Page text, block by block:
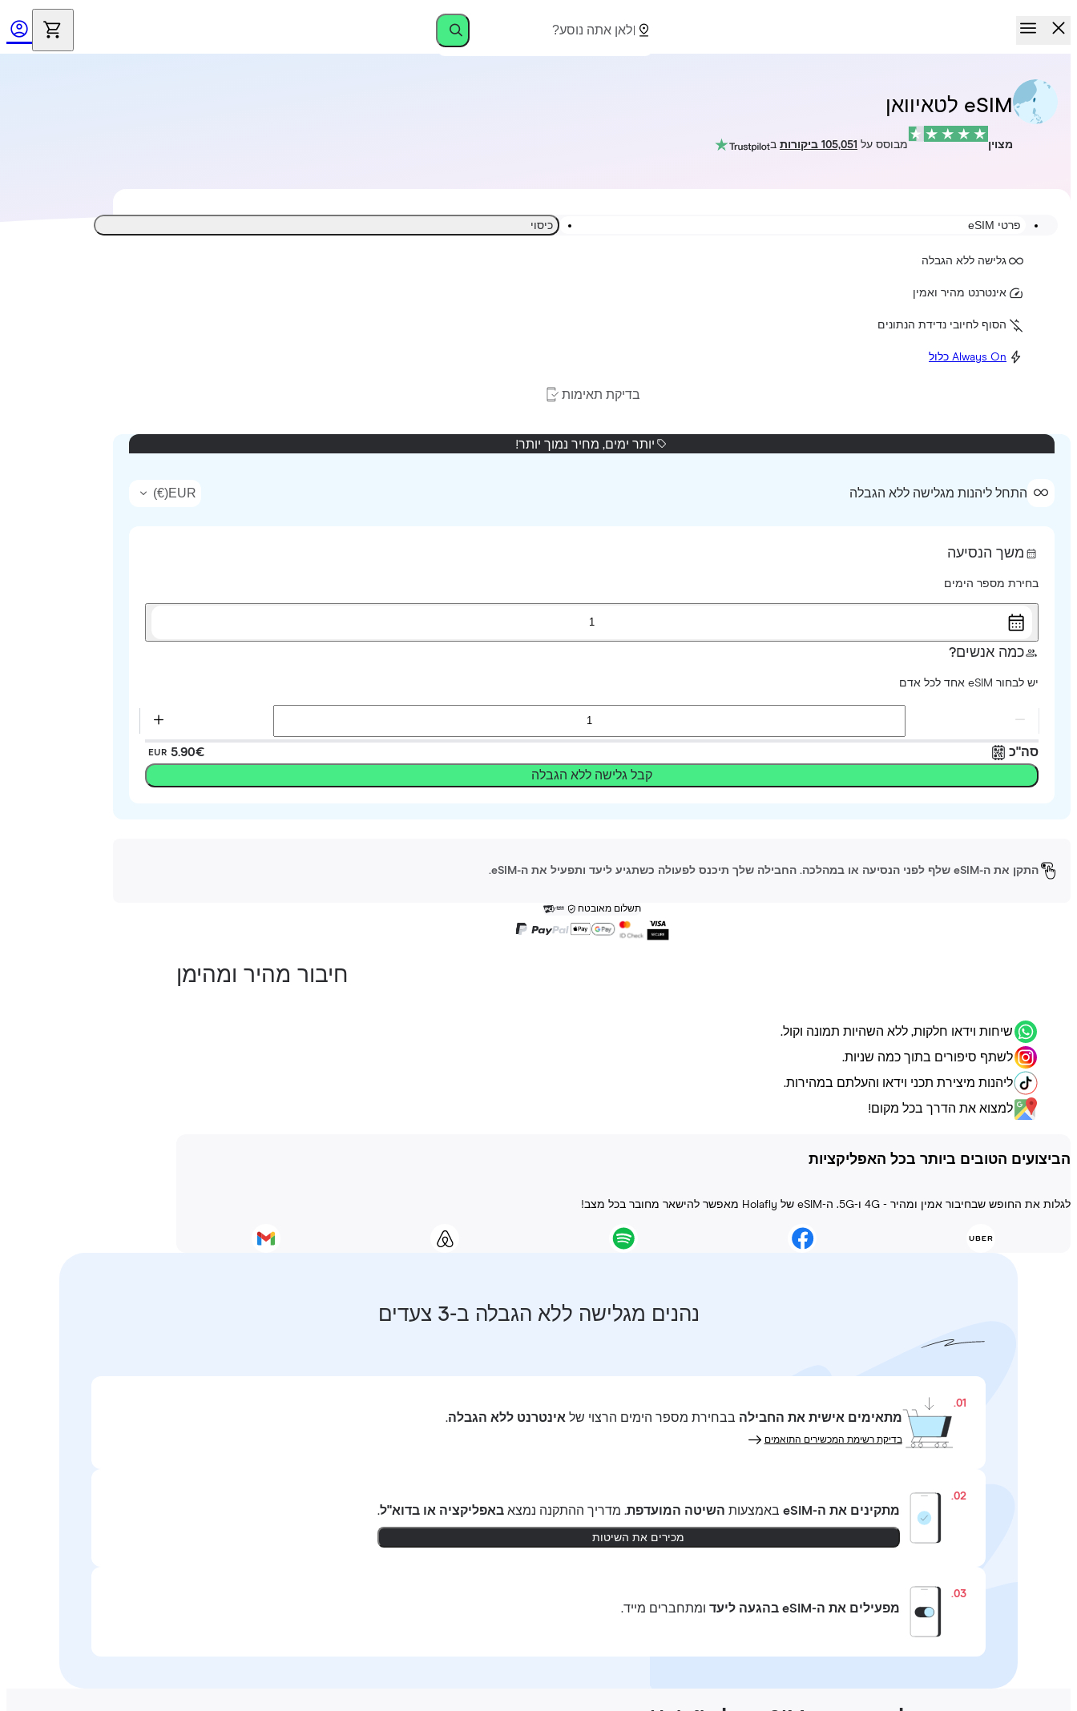
eSIM לטאיוואן
מצוין מבוסס על 105,051 ביקורות ב
פרטי eSIM כיסוי
גלישה ללא הגבלה
אינטרנט מהיר ואמין
הסוף לחיובי נדידת הנתונים
Always On כלול
בדיקת תאימות
יותר ימים, מחיר נמוך יותר!
התחל ליהנות מגלישה ללא הגבלה EUR
(
€
)
משך הנסיעה
בחירת מספר הימים
1
כמה אנשים?
יש לבחור eSIM אחד לכל אדם
סה"כ EUR ‏5.90 ‏€
קבל גלישה ללא הגבלה
התקן את ה-eSIM שלף לפני הנסיעה או במהלכה. החבילה שלך תיכנס לפעולה כשתגיע ליעד ותפעיל את ה-eSIM.
תשלום מאובטח
חיבור מהיר ומהימן
שיחות וידאו חלקות, ללא השהיות תמונה וקול.
לשתף סיפורים בתוך כמה שניות.
ליהנות מיצירת תכני וידאו והעלתם במהירות.
למצוא את הדרך בכל מקום!
הביצועים הטובים ביותר בכל האפליקציות
לגלות את החופש שבחיבור אמין ומהיר - 4G ו-5G. ה-eSIM של Holafly מאפשר להישאר מחובר בכל מצב!
נהנים מגלישה ללא הגבלה ב-3 צעדים
01.
מתאימים אישית את החבילה בבחירת מספר הימים הרצוי של אינטרנט ללא הגבלה.
בדיקת רשימת המכשירים התואמים
02.
מתקינים את ה-eSIM באמצעות השיטה המועדפת. מדריך ההתקנה נמצאבאפליקציה או בדוא"ל.
מכירים את השיטות
03.
מפעילים את ה-eSIM בהגעה ליעד ומתחברים מייד.